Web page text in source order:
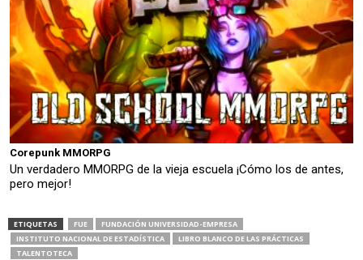
Corepunk MMORPG
Un verdadero MMORPG de la vieja escuela ¡Cómo los de antes,
pero mejor!
ETIQUETAS FUE
FUNDACIÓN UNIVERSIDAD-EMPRESA
INSTITUTO NACIONAL DE ESTADÍSTICA
LIBRO BLANCO DE LAS PRÁCTICAS
TALENTOTECA